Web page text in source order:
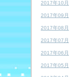
2017年10月
2017年09月
2017年08月
2017年07月
2017年06月
2017年05月